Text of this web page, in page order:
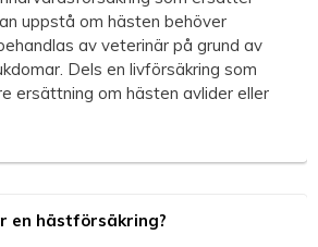
uppstå om hästen behöver
av veterinär på grund av
Dels en livförsäkring som
ersättning om hästen avlider eller
en hästförsäkring?